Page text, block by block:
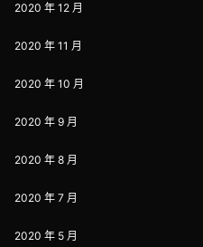
2020 年 12 月
2020 年 11 月
2020 年 10 月
2020 年 9 月
2020 年 8 月
2020 年 7 月
2020 年 5 月